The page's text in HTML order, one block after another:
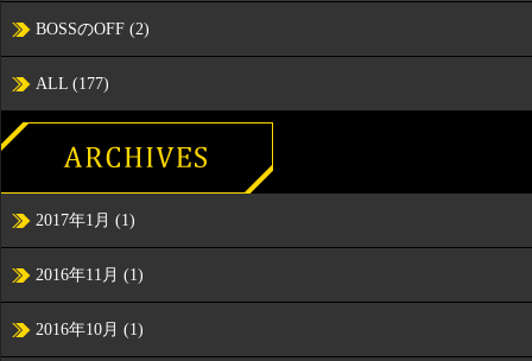
BOSSのOFF (2)
ALL (177)
2017年1月 (1)
2016年11月 (1)
2016年10月 (1)